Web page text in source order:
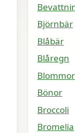
Björnbär
Blåbär
Blåregn
Blommor
Bönor
Broccoli
Bromelia